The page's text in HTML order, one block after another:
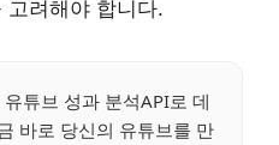
고려해야 합니다.
유튜브 성과 분석API로 데
바로 당신의 유튜브를 만